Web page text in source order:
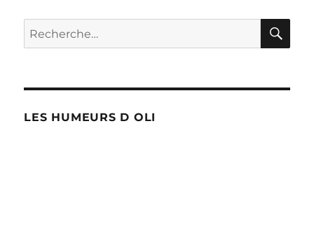
Recherche
pour :
LES HUMEURS D OLI